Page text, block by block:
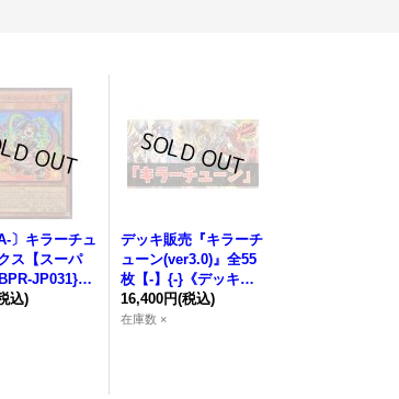
〕 キラーチュ
ス 【スーパ
JP031}
ター》
込)
デッキ販売『キラーチ
ューン(ver3.0)』全55
枚【-】{-}《デッキ販
売》
16,400円(税込)
在庫数 ×